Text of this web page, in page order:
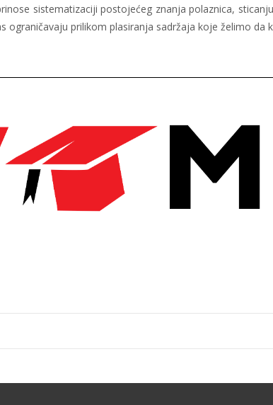
sistematizaciji postojećeg znanja polaznica,
ograničavaju prilikom plasiranja sadržaja koje želimo da